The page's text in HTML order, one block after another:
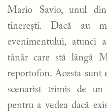
Mario Savio, unul
tinerești. Dacă au
evenimentului, atunci
tânăr care stă lângă
reportofon. Acesta sunt
scenarist trimis de
pentru a vedea dacă